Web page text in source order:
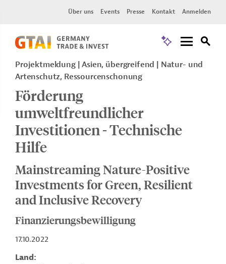
Über uns Events Presse Kontakt Anmelden
Projektmeldung Asien, übergreifend
Natur- und
Artenschutz, Ressourcenschonung
Förderung
umweltfreundlicher
Investitionen - Technische
Hilfe
Mainstreaming Nature-Positive
Investments for Green, Resilient
and Inclusive Recovery
Finanzierungsbewilligung
17.10.2022
Land